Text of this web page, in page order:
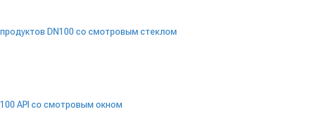
DN100 со смотровым стеклом
API со смотровым окном